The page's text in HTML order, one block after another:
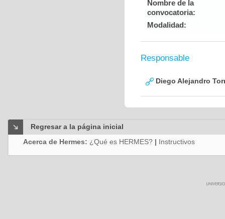
Nombre de la
convocatoria:
Modalidad:
Responsable
Diego Alejandro
Regresar a la página inicial
Acerca de Hermes: ¿Qué es HERMES? | Instructivos